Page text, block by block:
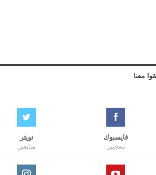
معنا
فايسبوك
معجبين
تويتر
متابعين